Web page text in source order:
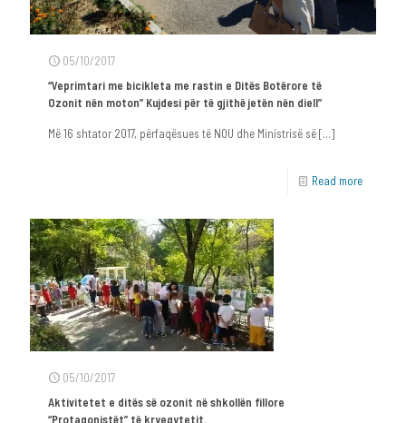
05/10/2017
“Veprimtari me bicikleta me rastin e Ditës Botërore të
Ozonit nën moton” Kujdesi për të gjithë jetën nën diell”
Më 16 shtator 2017, përfaqësues të NOU dhe Ministrisë së[…]
Read more
05/10/2017
Aktivitetet e ditës së ozonit në shkollën fillore
“Protagonistët” të kryeqytetit.